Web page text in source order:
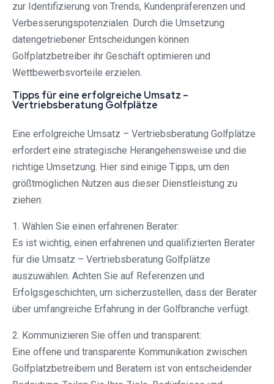
zur Identifizierung von Trends, Kundenpräferenzen und
Verbesserungspotenzialen. Durch die Umsetzung
datengetriebener Entscheidungen können
Golfplatzbetreiber ihr Geschäft optimieren und
Wettbewerbsvorteile erzielen.
Tipps für eine erfolgreiche Umsatz –
Vertriebsberatung Golfplätze
Eine erfolgreiche Umsatz – Vertriebsberatung Golfplätze
erfordert eine strategische Herangehensweise und die
richtige Umsetzung. Hier sind einige Tipps, um den
größtmöglichen Nutzen aus dieser Dienstleistung zu
ziehen:
1. Wählen Sie einen erfahrenen Berater:
Es ist wichtig, einen erfahrenen und qualifizierten Berater
für die Umsatz – Vertriebsberatung Golfplätze
auszuwählen. Achten Sie auf Referenzen und
Erfolgsgeschichten, um sicherzustellen, dass der Berater
über umfangreiche Erfahrung in der Golfbranche verfügt.
2. Kommunizieren Sie offen und transparent:
Eine offene und transparente Kommunikation zwischen
Golfplatzbetreibern und Beratern ist von entscheidender